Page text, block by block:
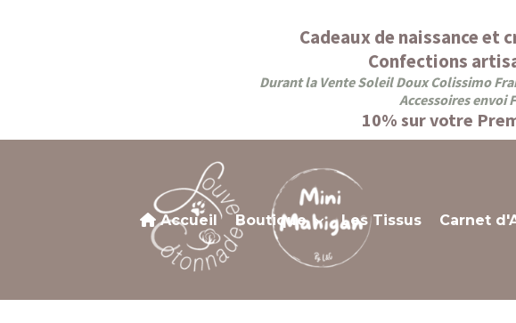
Cadeaux de naissance et
Confections
Durant la Vente Soleil Doux Colissimo
Accessoires envoi
10% sur votre
Accueil Boutique Les Tissus Carnet